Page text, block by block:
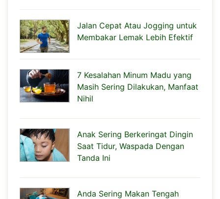
Jalan Cepat Atau Jogging untuk
Membakar Lemak Lebih Efektif
7 Kesalahan Minum Madu yang
Masih Sering Dilakukan, Manfaat
Nihil
Anak Sering Berkeringat Dingin
Saat Tidur, Waspada Dengan
Tanda Ini
Anda Sering Makan Tengah